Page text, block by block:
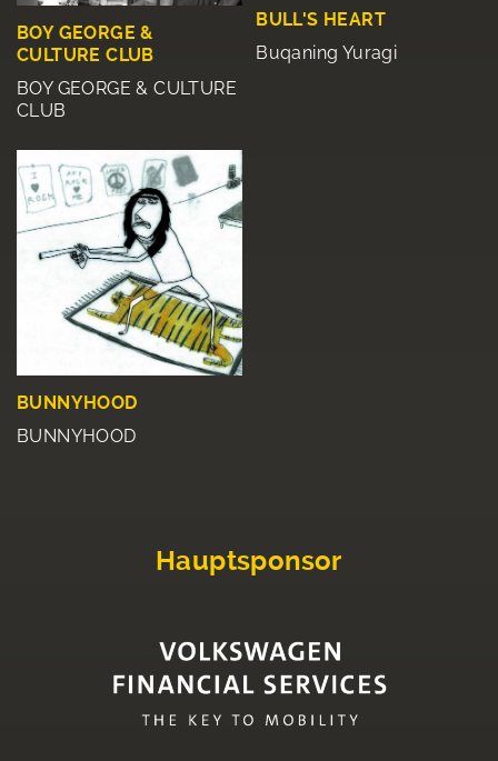
BOY GEORGE &
CULTURE CLUB
BOY GEORGE & CULTURE
CLUB
BULL'S HEART
Buqaning Yuragi
BUNNYHOOD
BUNNYHOOD
Hauptsponsor